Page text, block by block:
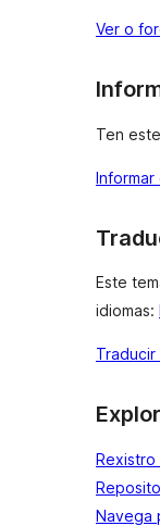
Ver o
Ten
Este
idiomas:
Navega